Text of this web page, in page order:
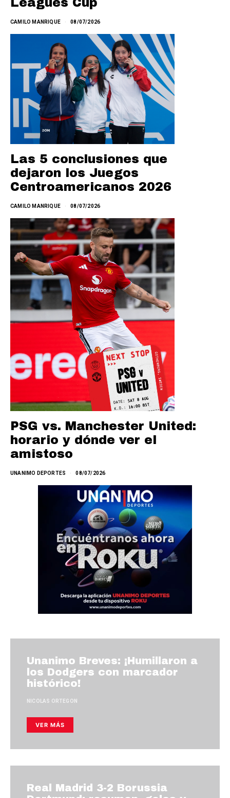
Leagues Cup
CAMILO MANRIQUE 08/07/2026
Las 5 conclusiones que
dejaron los Juegos
Centroamericanos 2026
CAMILO MANRIQUE 08/07/2026
PSG vs. Manchester United:
horario y dónde ver el
amistoso
UNANIMO DEPORTES 08/07/2026
Unanimo Breves: ¡Humillaron a
los Dodgers con marcador
histórico!
NICOLAS ORTEGON
VER MÁS
Real Madrid 3-2 Borussia